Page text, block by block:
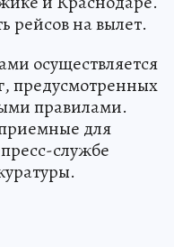
рейсов на вылет.
осуществляется
предусмотренных
правилами.
для
службе